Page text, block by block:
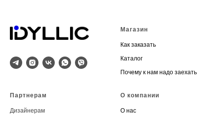
Магазин
Как заказать
Каталог
Почему к нам надо заехать
Партнерам
Дизайнерам
О компании
О нас